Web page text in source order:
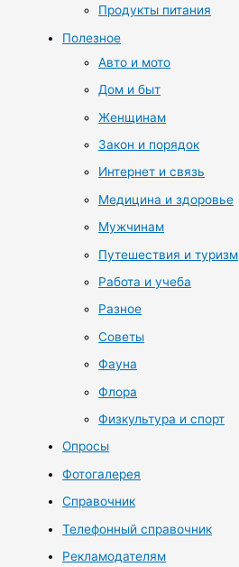
Продукты питания
Полезное
Авто и мото
Дом и быт
Женщинам
Закон и порядок
Интернет и связь
Медицина и здоровье
Мужчинам
Путешествия и туризм
Работа и учеба
Разное
Советы
Фауна
Флора
Физкультура и спорт
Опросы
Фотогалерея
Справочник
Телефонный справочник
Рекламодателям